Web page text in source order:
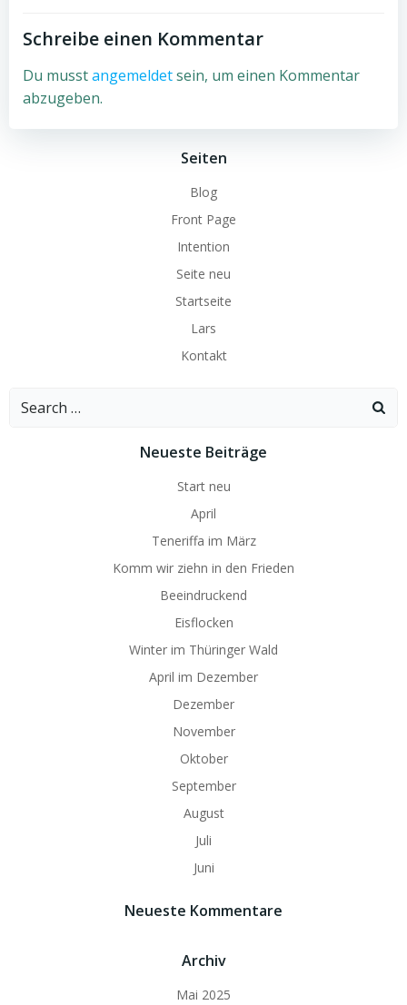
Schreibe einen Kommentar
Du musstangemeldetsein, um einen Kommentar
abzugeben.
Seiten
Blog
Front Page
Intention
Seite neu
Startseite
Lars
Kontakt
Search
Neueste Beiträge
Start neu
April
Teneriffa im März
Komm wir ziehn in den Frieden
Beeindruckend
Eisflocken
Winter im Thüringer Wald
April im Dezember
Dezember
November
Oktober
September
August
Juli
Juni
Neueste Kommentare
Archiv
Mai 2025